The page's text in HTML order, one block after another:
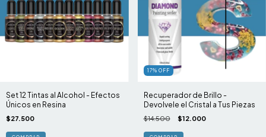
Set 12 Tintas al Alcohol - Efectos
Únicos en Resina
$27.500
17% OFF
Recuperador de Brillo -
Devolvele el Cristal a Tus Piezas
$14.500 $12.000